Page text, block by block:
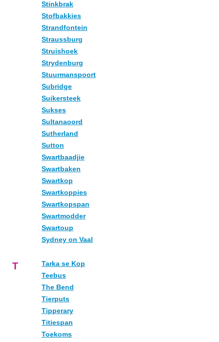
Stinkbrak
Stofbakkies
Strandfontein
Straussburg
Struishoek
Strydenburg
Stuurmanspoort
Subridge
Suikersteek
Sukses
Sultanaoord
Sutherland
Sutton
Swartbaadjie
Swartbaken
Swartkop
Swartkoppies
Swartkopspan
Swartmodder
Swartoup
Sydney on Vaal
T
Tarka se Kop
Teebus
The Bend
Tierputs
Tipperary
Titiespan
Toekoms